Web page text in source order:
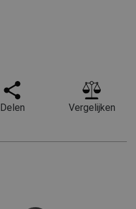
Delen Vergelijken